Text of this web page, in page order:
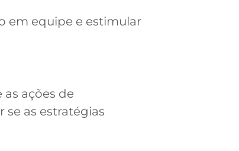
em equipe e estimular
as ações de
as estratégias